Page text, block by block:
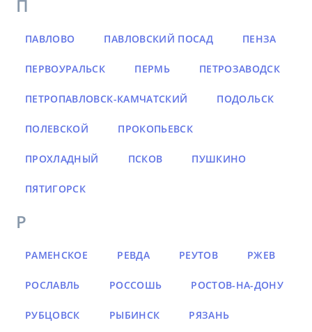
П
ПАВЛОВО ПАВЛОВСКИЙ ПОСАД ПЕНЗА
ПЕРВОУРАЛЬСК ПЕРМЬ ПЕТРОЗАВОДСК
ПЕТРОПАВЛОВСК-КАМЧАТСКИЙ ПОДОЛЬСК
ПОЛЕВСКОЙ ПРОКОПЬЕВСК
ПРОХЛАДНЫЙ ПСКОВ ПУШКИНО
ПЯТИГОРСК
Р
РАМЕНСКОЕ РЕВДА РЕУТОВ РЖЕВ
РОСЛАВЛЬ РОССОШЬ РОСТОВ-НА-ДОНУ
РУБЦОВСК РЫБИНСК РЯЗАНЬ